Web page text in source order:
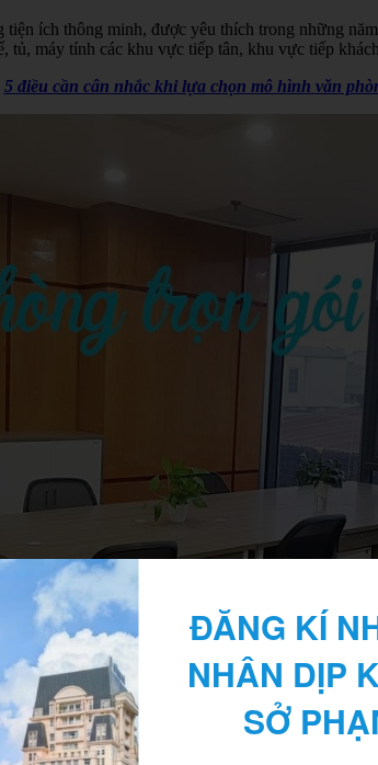
ích thông minh, được yêu thích trong những
máy tính các khu vực tiếp tân, khu vực tiếp
5 điều cần cân nhắc khi lựa chọn mô hình văn
ĐĂNG KÍ
NHÂN DỊP
SỞ